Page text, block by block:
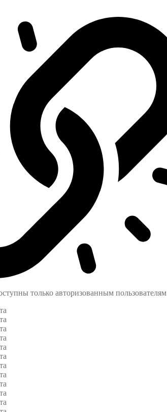
только авторизованным пользователям